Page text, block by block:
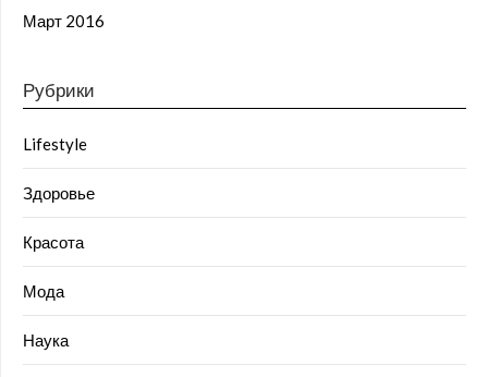
Март 2016
Рубрики
Lifestyle
Здоровье
Красота
Мода
Наука